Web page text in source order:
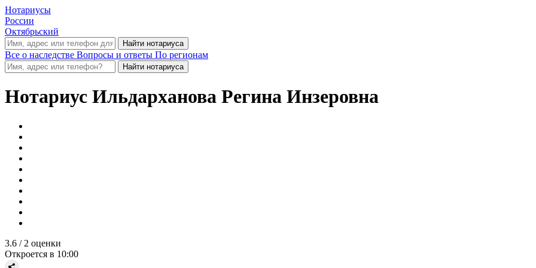
Нотариусы
России
Октябрьский
Все о наследстве Вопросы и ответы По регионам
Нотариус Ильдарханова Регина Инзеровна
3.6 / 2 оценки
Откроется в 10:00